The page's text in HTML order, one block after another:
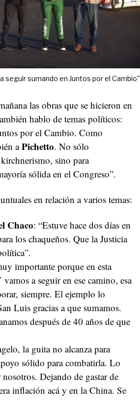
seguir sumando en Juntos por el Cambio"
las obras que se hicieron en
hablo de temas políticos:
por el Cambio. Como
aPichetto. No sólo
sino para
sólida en el Congreso”.
en relación a varios temas:
Chaco: “Estuve hace dos días en
los chaqueños. Que la Justicia
importante porque en esta
a seguir en ese camino, esa
siempre. El ejemplo lo
Luis gracias a que sumamos.
después de 40 años de que
la guita no alcanza para
sólido para combatirla. Lo
Dejando de gastar de
inflación acá y en la China. Se